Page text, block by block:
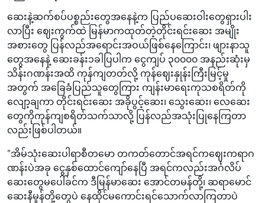
ဆေးနဲ့ဆက်စပ်ပစ္စည်းတွေအနေနဲ့က ပြည်ပဆေးဝါးတွေရှားပါး
လာပြီး ဈေးကွက်ထဲ မြန်မာကထုတ်တဲ့တိုင်းရင်းဆေး အမျိုး
အစားတွေ ပြန်လည်အရောင်းအဝယ်ဖြစ်နေကြောင်း၊ ဖျားနာသူ
တွေအနေနဲ့ ဆေးခန်း၁ခါပြပါက ငွေကျပ် ၃၀၀၀၀ အနည်းဆုံးမှ
သိန်းဂဏန်းအထိ ကုန်ကျတတ်လို့ ကုန်ဈေးနှုန်းကြီးမြင့်မှု
အတွက် အခြေခံပြည်သူတွေကြား ကျန်းမာရေးကုသစရိတ်ကို
လျော့ချကာ တိုင်းရင်းဆေး အခိုပွင့်ဆေး၊ သွေးဆေး၊ လေဆေး
တွေကိုကုန်ကျစရိတ်သက်သာလို့ ပြန်လည်အသုံးပြုနေကြတာ
လည်းဖြစ်ပါတယ်။
"အိမ်သုံးဆေးပါရာစီတမော တကတ်တောင်အရင်ကဈေးကရာဂ
ဏန်းပဲအခု ငွေနှစ်ထောင်ကျော်နေပြီ အရင်ကလည်းအင်္ဂလိပ်
ဆေးတွေမပေါ်ခင်က ဒီမြန်မာဆေး အောင်တမန်တို့၊ ဆရာမောင်
ဆေးနီမှုန်တို့တွေပဲ နေထိုင်မကောင်းရင်သောက်လာကြတာပဲ